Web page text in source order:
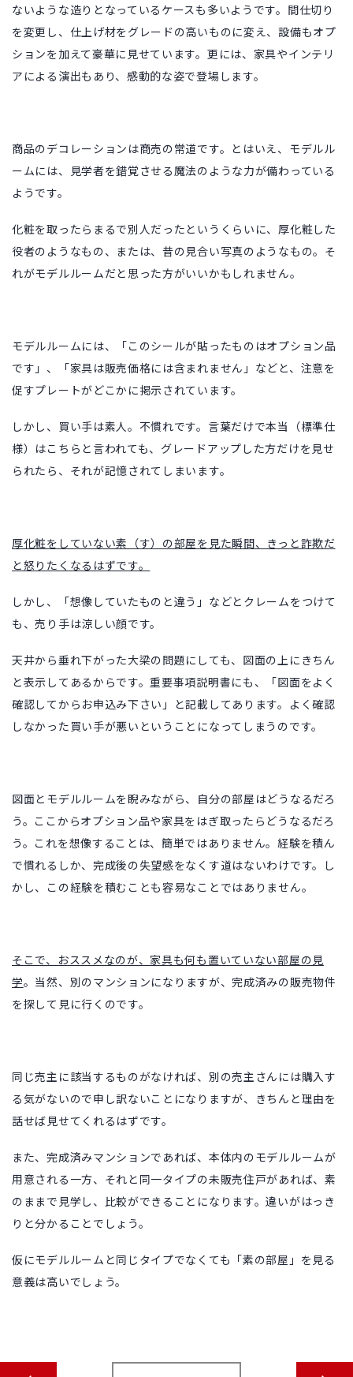
ないような造りとなっているケースも多いようです。間仕切り
を変更し、仕上げ材をグレードの高いものに変え、設備もオプ
ションを加えて豪華に見せています。更には、家具やインテリ
アによる演出もあり、感動的な姿で登場します。
商品のデコレーションは商売の常道です。とはいえ、モデルル
ームには、見学者を錯覚させる魔法のような力が備わっている
ようです。
化粧を取ったらまるで別人だったというくらいに、厚化粧した
役者のようなもの、または、昔の見合い写真のようなもの。そ
れがモデルルームだと思った方がいいかもしれません。
モデルルームには、「このシールが貼ったものはオプション品
です」、「家具は販売価格には含まれません」などと、注意を
促すプレートがどこかに掲示されています。
しかし、買い手は素人。不慣れです。言葉だけで本当（標準仕
様）はこちらと言われても、グレードアップした方だけを見せ
られたら、それが記憶されてしまいます。
厚化粧をしていない素（す）の部屋を見た瞬間、きっと詐欺だ
と怒りたくなるはずです。
しかし、「想像していたものと違う」などとクレームをつけて
も、売り手は涼しい顔です。
天井から垂れ下がった大梁の問題にしても、図面の上にきちん
と表示してあるからです。重要事項説明書にも、「図面をよく
確認してからお申込み下さい」と記載してあります。よく確認
しなかった買い手が悪いということになってしまうのです。
図面とモデルルームを睨みながら、自分の部屋はどうなるだろ
う。ここからオプション品や家具をはぎ取ったらどうなるだろ
う。これを想像することは、簡単ではありません。経験を積ん
で慣れるしか、完成後の失望感をなくす道はないわけです。し
かし、この経験を積むことも容易なことではありません。
そこで、おススメなのが、家具も何も置いていない部屋の見
学。当然、別のマンションになりますが、完成済みの販売物件
を探して見に行くのです。
同じ売主に該当するものがなければ、別の売主さんには購入す
る気がないので申し訳ないことになりますが、きちんと理由を
話せば見せてくれるはずです。
また、完成済みマンションであれば、本体内のモデルルームが
用意される一方、それと同一タイプの未販売住戸があれば、素
のままで見学し、比較ができることになります。違いがはっき
りと分かることでしょう。
仮にモデルルームと同じタイプでなくても「素の部屋」を見る
意義は高いでしょう。